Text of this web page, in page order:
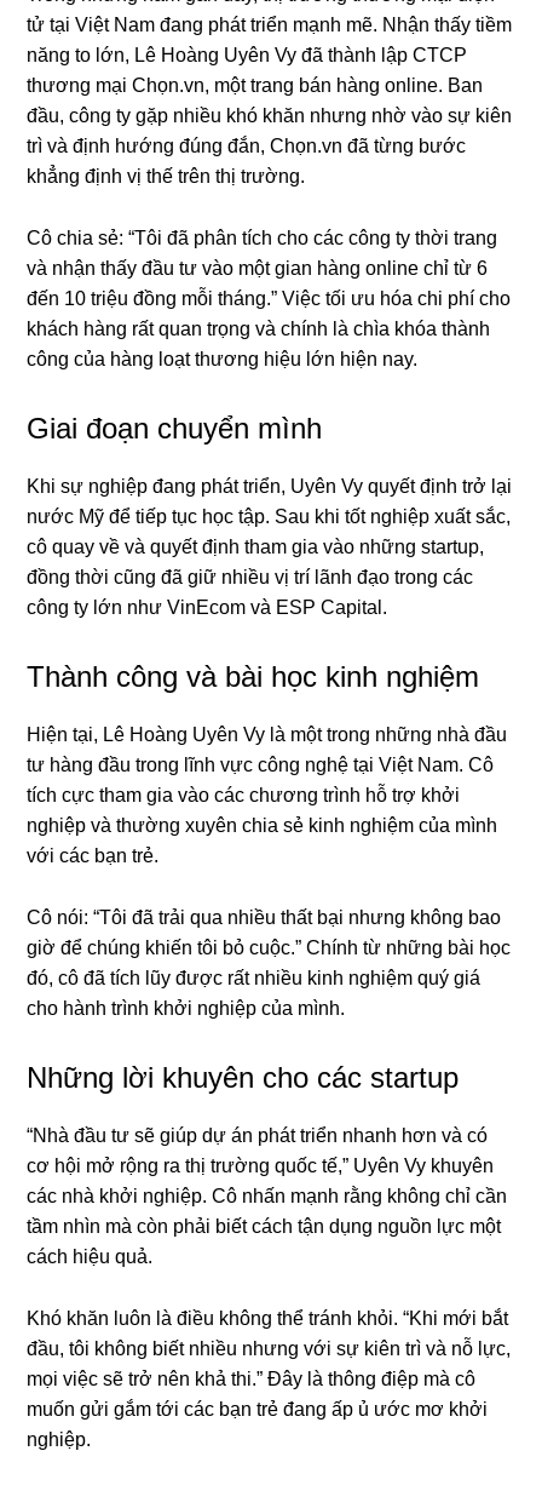
tử tại Việt Nam đang phát triển mạnh mẽ. Nhận thấy tiềm
năng to lớn, Lê Hoàng Uyên Vy đã thành lập CTCP
thương mại Chọn.vn, một trang bán hàng online. Ban
đầu, công ty gặp nhiều khó khăn nhưng nhờ vào sự kiên
trì và định hướng đúng đắn, Chọn.vn đã từng bước
khẳng định vị thế trên thị trường.
Cô chia sẻ: “Tôi đã phân tích cho các công ty thời trang
và nhận thấy đầu tư vào một gian hàng online chỉ từ 6
đến 10 triệu đồng mỗi tháng.” Việc tối ưu hóa chi phí cho
khách hàng rất quan trọng và chính là chìa khóa thành
công của hàng loạt thương hiệu lớn hiện nay.
Giai đoạn chuyển mình
Khi sự nghiệp đang phát triển, Uyên Vy quyết định trở lại
nước Mỹ để tiếp tục học tập. Sau khi tốt nghiệp xuất sắc,
cô quay về và quyết định tham gia vào những startup,
đồng thời cũng đã giữ nhiều vị trí lãnh đạo trong các
công ty lớn như VinEcom và ESP Capital.
Thành công và bài học kinh nghiệm
Hiện tại, Lê Hoàng Uyên Vy là một trong những nhà đầu
tư hàng đầu trong lĩnh vực công nghệ tại Việt Nam. Cô
tích cực tham gia vào các chương trình hỗ trợ khởi
nghiệp và thường xuyên chia sẻ kinh nghiệm của mình
với các bạn trẻ.
Cô nói: “Tôi đã trải qua nhiều thất bại nhưng không bao
giờ để chúng khiến tôi bỏ cuộc.” Chính từ những bài học
đó, cô đã tích lũy được rất nhiều kinh nghiệm quý giá
cho hành trình khởi nghiệp của mình.
Những lời khuyên cho các startup
“Nhà đầu tư sẽ giúp dự án phát triển nhanh hơn và có
cơ hội mở rộng ra thị trường quốc tế,” Uyên Vy khuyên
các nhà khởi nghiệp. Cô nhấn mạnh rằng không chỉ cần
tầm nhìn mà còn phải biết cách tận dụng nguồn lực một
cách hiệu quả.
Khó khăn luôn là điều không thể tránh khỏi. “Khi mới bắt
đầu, tôi không biết nhiều nhưng với sự kiên trì và nỗ lực,
mọi việc sẽ trở nên khả thi.” Đây là thông điệp mà cô
muốn gửi gắm tới các bạn trẻ đang ấp ủ ước mơ khởi
nghiệp.